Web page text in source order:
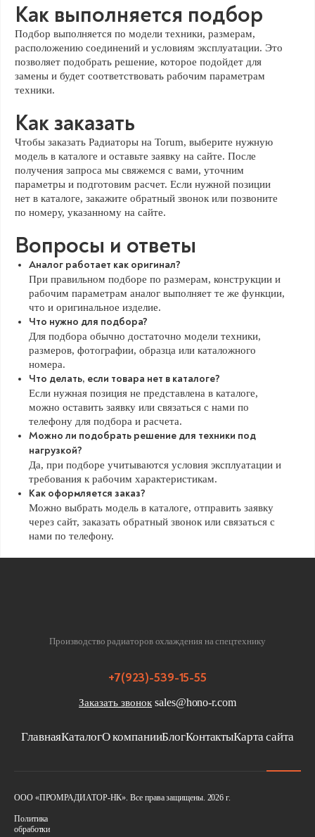
Как выполняется подбор
Подбор выполняется по модели техники, размерам,
расположению соединений и условиям эксплуатации. Это
позволяет подобрать решение, которое подойдет для
замены и будет соответствовать рабочим параметрам
техники.
Как заказать
Чтобы заказать Радиаторы на Torum, выберите нужную
модель в каталоге и оставьте заявку на сайте. После
получения запроса мы свяжемся с вами, уточним
параметры и подготовим расчет. Если нужной позиции
нет в каталоге, закажите обратный звонок или позвоните
по номеру, указанному на сайте.
Вопросы и ответы
Аналог работает как оригинал?
При правильном подборе по размерам, конструкции и
рабочим параметрам аналог выполняет те же функции,
что и оригинальное изделие.
Что нужно для подбора?
Для подбора обычно достаточно модели техники,
размеров, фотографии, образца или каталожного
номера.
Что делать, если товара нет в каталоге?
Если нужная позиция не представлена в каталоге,
можно оставить заявку или связаться с нами по
телефону для подбора и расчета.
Можно ли подобрать решение для техники под
нагрузкой?
Да, при подборе учитываются условия эксплуатации и
требования к рабочим характеристикам.
Как оформляется заказ?
Можно выбрать модель в каталоге, отправить заявку
через сайт, заказать обратный звонок или связаться с
нами по телефону.
Производство радиаторов охлаждения на спецтехнику
ГлавнаяКаталогО компанииБлогКонтактыКарта сайта
+7(923)-539-15-55
Заказать звонок sales@hono-r.com
ООО «ПРОМРАДИАТОР-НК». Все права защищены. 2026 г.
Политика
обработки